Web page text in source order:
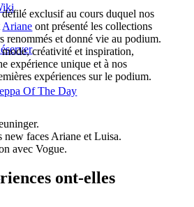
Of The Day
exclusif au cours duquel nos
Ariane ont présenté les collections
renommés et donné vie au podium.
créativité et inspiration,
expérience unique et à nos
expériences sur le podium.
new faces Ariane et Luisa.
avec Vogue.
ont-elles